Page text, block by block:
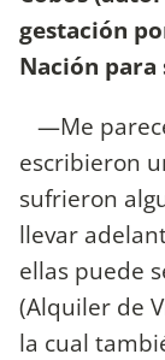
gestación
Nación
—Me
escribieron
sufrieron
llevar
ellas puede
(Alquiler de
la cual